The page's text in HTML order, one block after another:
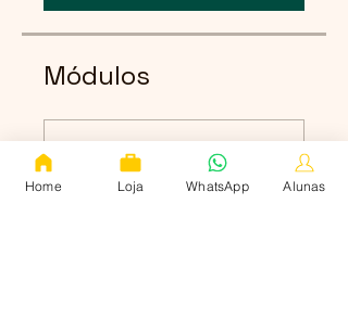
Módulos
Aulas
7 etapas
Home Loja WhatsApp Alunas